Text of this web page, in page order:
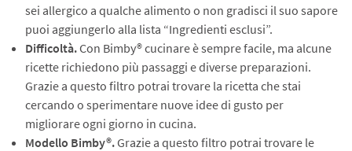
sei allergico a qualche alimento o non gradisci il suo sapore
puoi aggiungerlo alla lista “Ingredienti esclusi”.
Difficoltà.Con Bimby® cucinare è sempre facile, ma alcune
ricette richiedono più passaggi e diverse preparazioni.
Grazie a questo filtro potrai trovare la ricetta che stai
cercando o sperimentare nuove idee di gusto per
migliorare ogni giorno in cucina.
Modello Bimby®.Grazie a questo filtro potrai trovare le